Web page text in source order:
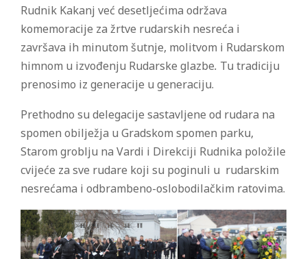
Rudnik Kakanj već desetljećima održava
komemoracije za žrtve rudarskih nesreća i
završava ih minutom šutnje, molitvom i Rudarskom
himnom u izvođenju Rudarske glazbe. Tu tradiciju
prenosimo iz generacije u generaciju.
Prethodno su delegacije sastavljene od rudara na
spomen obilježja u Gradskom spomen parku,
Starom groblju na Vardi i Direkciji Rudnika položile
cvijeće za sve rudare koji su poginuli u rudarskim
nesrećama i odbrambeno-oslobodilačkim ratovima.